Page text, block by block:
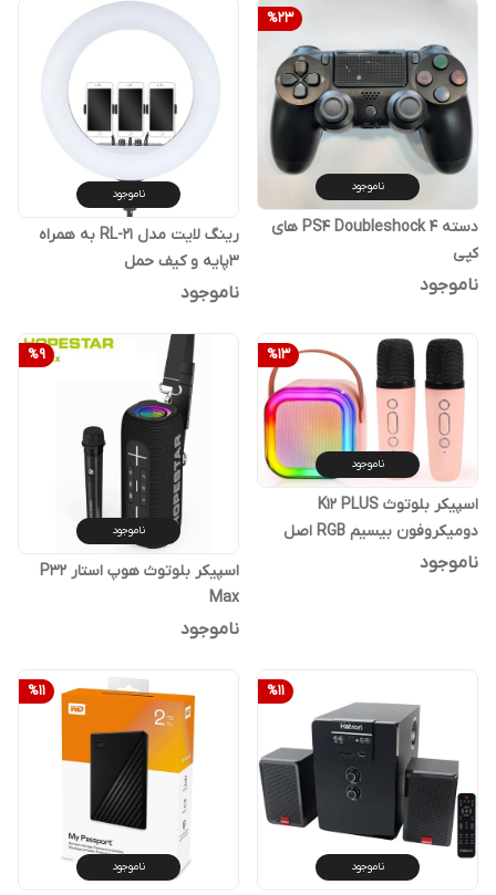
%23
ناموجود
دسته PS4 Doubleshock 4 های
کپی
ناموجود
ناموجود
رینگ لایت مدل RL-21 به همراه
3پایه و کیف حمل
ناموجود
%13
ناموجود
اسپیکر بلوتوث K12 PLUS
دومیکروفون بیسیم RGB اصل
ناموجود
%9
ناموجود
اسپیکر بلوتوث هوپ استار P32
Max
ناموجود
%11
ناموجود
%11
ناموجود